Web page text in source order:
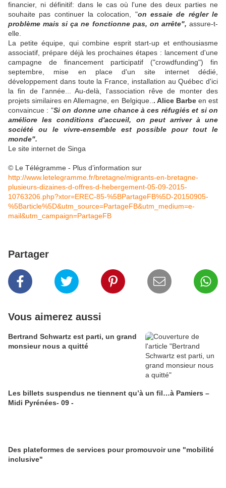
financier, ni définitif: dans le cas où l'une des deux parties ne
souhaite pas continuer la colocation, "on essaie de régler le
problème mais si ça ne fonctionne pas, on arrête", assure-t-
elle.
La petite équipe, qui combine esprit start-up et enthousiasme
associatif, prépare déjà les prochaines étapes : lancement d'une
campagne de financement participatif ("crowdfunding") fin
septembre, mise en place d'un site internet dédié,
développement dans toute la France, installation au Québec d'ici
la fin de l'année... Au-delà, l'association rêve de monter des
projets similaires en Allemagne, en Belgique.. . Alice Barbeen est
convaincue : "Si on donne une chance à ces réfugiés et si on
améliore les conditions d'accueil, on peut arriver à une
société ou le vivre-ensemble est possible pour tout le
monde".
Le site internet de Singa
© Le Télégramme - Plus d’information sur
http://www.letelegramme.fr/bretagne/migrants-en-bretagne-
plusieurs-dizaines-d-offres-d-hebergement-05-09-2015-
10763206.php?xtor=EREC-85-%5BPartageFB%5D-20150905-
%5Barticle%5D&utm_source=PartageFB&utm_medium=e-
mail&utm_campaign=PartageFB
Partager
Vous aimerez aussi
Bertrand Schwartz est parti, un grand
monsieur nous a quitté
Les billets suspendus ne tiennent qu’à un fil…à Pamiers –
Midi Pyrénées- 09 -
Des plateformes de services pour promouvoir une "mobilité
inclusive"